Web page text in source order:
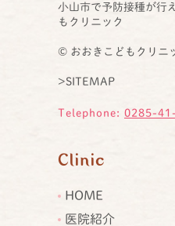
小山市で予防接種が行
もクリニック
© おおきこどもクリニ
>SITEMAP
Telephone: 0285-
Clinic
HOME
医院紹介